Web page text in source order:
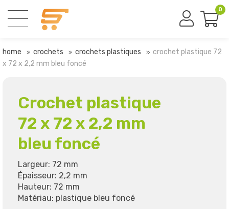
0
home crochets crochets plastiques
crochet plastique 72
x 72 x 2,2 mm bleu foncé
Crochet plastique
72 x 72 x 2,2 mm
bleu foncé
Largeur: 72 mm
Épaisseur: 2,2 mm
Hauteur: 72 mm
Matériau: plastique bleu foncé